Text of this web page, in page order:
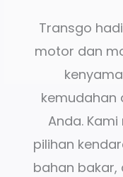
Transgo
motor dan
kemudahan
Anda.
pilihan
bahan bakar,